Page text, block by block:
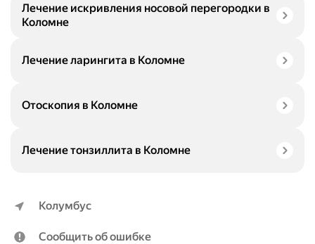
Лечение искривления носовой перегородки в
Коломне
Лечение ларингита в Коломне
Отоскопия в Коломне
Лечение тонзиллита в Коломне
Колумбус
Сообщить об ошибке